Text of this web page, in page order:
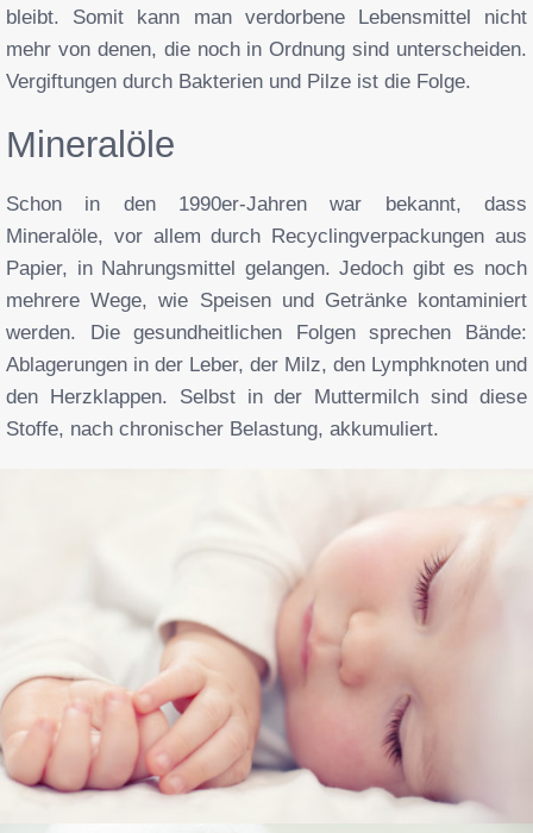
bleibt. Somit kann man verdorbene Lebensmittel nicht
mehr von denen, die noch in Ordnung sind unterscheiden.
Vergiftungen durch Bakterien und Pilze ist die Folge.
Mineralöle
Schon in den 1990er-Jahren war bekannt, dass
Mineralöle, vor allem durch Recyclingverpackungen aus
Papier, in Nahrungsmittel gelangen. Jedoch gibt es noch
mehrere Wege, wie Speisen und Getränke kontaminiert
werden. Die gesundheitlichen Folgen sprechen Bände:
Ablagerungen in der Leber, der Milz, den Lymphknoten und
den Herzklappen. Selbst in der Muttermilch sind diese
Stoffe, nach chronischer Belastung, akkumuliert.